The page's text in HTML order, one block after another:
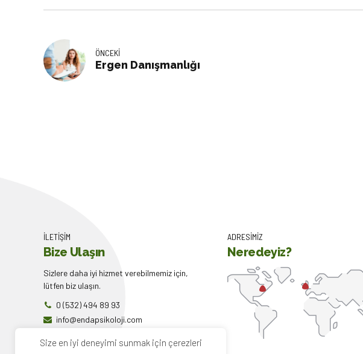
ÖNCEKI
Ergen Danışmanlığı
İLETİŞİM
Bize Ulaşın
Sizlere daha iyi hizmet verebilmemiz için,
lütfen biz ulaşın.
0 (532) 494 89 93
info@endapsikoloji.com
ADRESİMİZ
Neredeyiz?
Size en iyi deneyimi sunmak için çerezleri